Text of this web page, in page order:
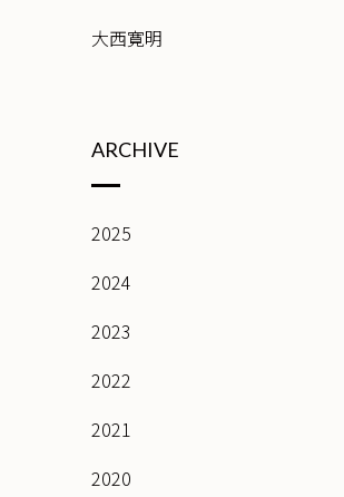
大西寛明
ARCHIVE
2025
2024
2023
2022
2021
2020